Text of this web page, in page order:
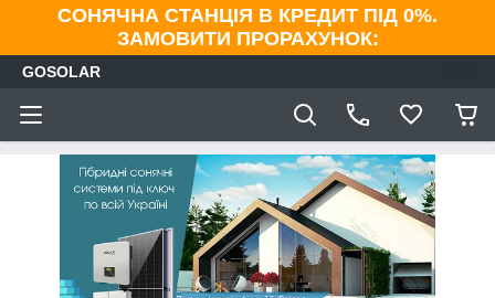
СОНЯЧНА СТАНЦІЯ В КРЕДИТ ПІД 0%.
ЗАМОВИТИ ПРОРАХУНОК:
GOSOLAR